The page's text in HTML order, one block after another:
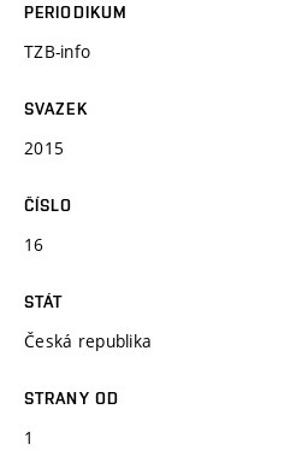
PERIODIKUM
TZB-info
SVAZEK
2015
ČÍSLO
16
STÁT
Česká republika
STRANY OD
1